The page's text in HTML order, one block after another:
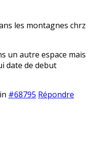
les montagnes chrz
un autre espace mais
date de debut
#68795 Répondre